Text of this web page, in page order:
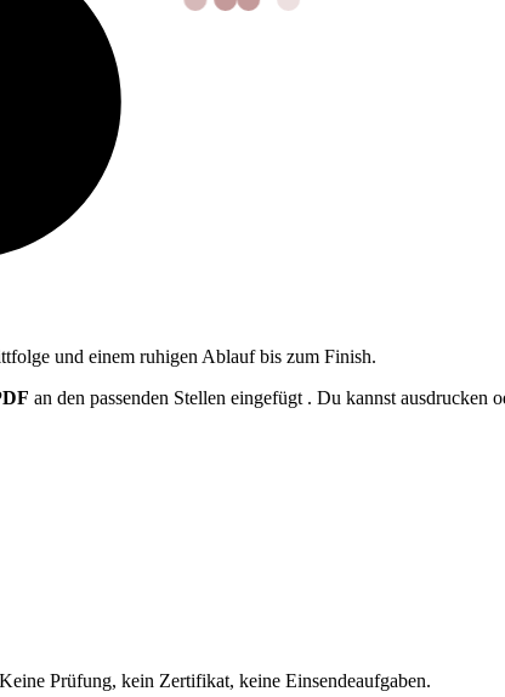
und einem ruhigen Ablauf bis zum Finish.
an den passenden Stellen eingefügt . Du kannst ausdrucken
Prüfung, kein Zertifikat, keine Einsendeaufgaben.